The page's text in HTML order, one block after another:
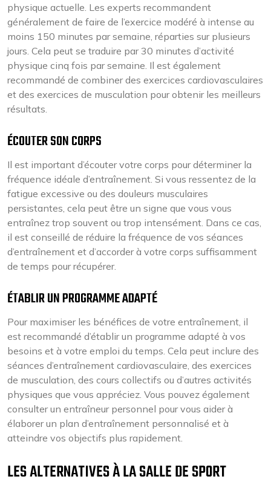
physique actuelle. Les experts recommandent
généralement de faire de l’exercice modéré à intense au
moins 150 minutes par semaine, réparties sur plusieurs
jours. Cela peut se traduire par 30 minutes d’activité
physique cinq fois par semaine. Il est également
recommandé de combiner des exercices cardiovasculaires
et des exercices de musculation pour obtenir les meilleurs
résultats.
ÉCOUTER SON CORPS
Il est important d’écouter votre corps pour déterminer la
fréquence idéale d’entraînement. Si vous ressentez de la
fatigue excessive ou des douleurs musculaires
persistantes, cela peut être un signe que vous vous
entraînez trop souvent ou trop intensément. Dans ce cas,
il est conseillé de réduire la fréquence de vos séances
d’entraînement et d’accorder à votre corps suffisamment
de temps pour récupérer.
ÉTABLIR UN PROGRAMME ADAPTÉ
Pour maximiser les bénéfices de votre entraînement, il
est recommandé d’établir un programme adapté à vos
besoins et à votre emploi du temps. Cela peut inclure des
séances d’entraînement cardiovasculaire, des exercices
de musculation, des cours collectifs ou d’autres activités
physiques que vous appréciez. Vous pouvez également
consulter un entraîneur personnel pour vous aider à
élaborer un plan d’entraînement personnalisé et à
atteindre vos objectifs plus rapidement.
LES ALTERNATIVES À LA SALLE DE SPORT